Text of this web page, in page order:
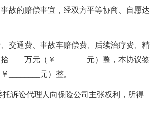
故的赔偿事宜，经双方平等协商、自愿达
通费、事故车赔偿费、后续治疗费、精
____万元（￥________元）整，本协议签
________元）整。
诉讼代理人向保险公司主张权利，所得